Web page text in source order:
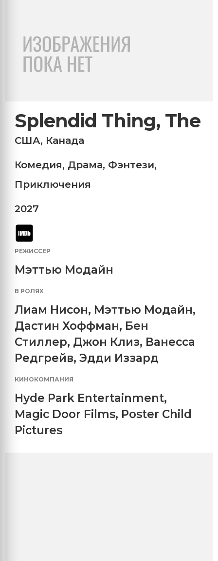
Splendid Thing, The
США, Канада
Комедия, Драма, Фэнтези,
Приключения
2027
РЕЖИССЕР
Мэттью Модайн
В РОЛЯХ
Лиам Нисон, Мэттью Модайн,
Дастин Хоффман, Бен
Стиллер, Джон Клиз, Ванесса
Редгрейв, Эдди Иззард
КИНОКОМПАНИЯ
Hyde Park Entertainment,
Magic Door Films, Poster Child
Pictures